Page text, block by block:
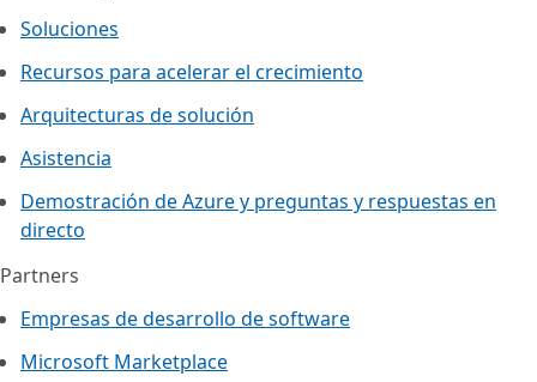
Soluciones
Recursos para acelerar el crecimiento
Arquitecturas de solución
Asistencia
Demostración de Azure y preguntas y respuestas en
directo
Partners
Empresas de desarrollo de software
Microsoft Marketplace